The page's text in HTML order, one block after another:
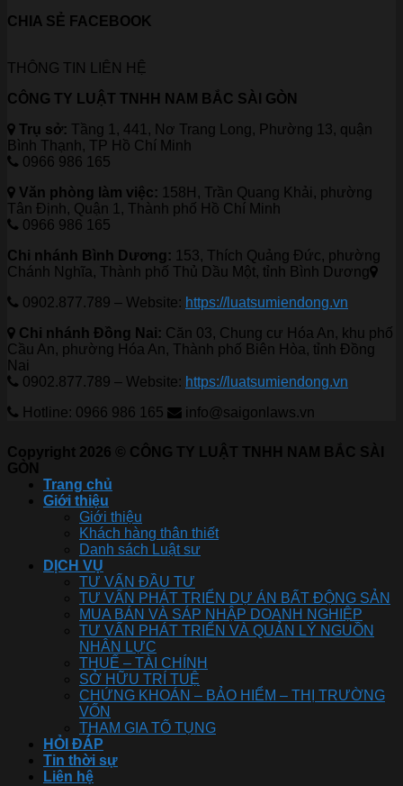
CHIA SẺ FACEBOOK
THÔNG TIN LIÊN HỆ
CÔNG TY LUẬT TNHH NAM BẮC SÀI GÒN
Trụ sở: Tầng 1, 441, Nơ Trang Long, Phường 13, quận
Bình Thạnh, TP Hồ Chí Minh
0966 986 165
Văn phòng làm việc: 158H, Trần Quang Khải, phường
Tân Định, Quận 1, Thành phố Hồ Chí Minh
0966 986 165
Chi nhánh Bình Dương: 153, Thích Quảng Đức, phường
Chánh Nghĩa, Thành phố Thủ Dầu Một, tỉnh Bình Dương
0902.877.789 – Website: https://luatsumiendong.vn
Chi nhánh Đồng Nai: Căn 03, Chung cư Hóa An, khu phố
Cầu An, phường Hóa An, Thành phố Biên Hòa, tỉnh Đồng
Nai
0902.877.789 – Website: https://luatsumiendong.vn
Hotline: 0966 986 165
info@saigonlaws.vn
Copyright 2026 © CÔNG TY LUẬT TNHH NAM BẮC SÀI
GÒN
Trang chủ
Giới thiệu
Giới thiệu
Khách hàng thân thiết
Danh sách Luật sư
DỊCH VỤ
TƯ VẤN ĐẦU TƯ
TƯ VẤN PHÁT TRIỂN DỰ ÁN BẤT ĐỘNG SẢN
MUA BÁN VÀ SÁP NHẬP DOANH NGHIỆP
TƯ VẤN PHÁT TRIỂN VÀ QUẢN LÝ NGUỒN
NHÂN LỰC
THUẾ – TÀI CHÍNH
SỞ HỮU TRÍ TUỆ
CHỨNG KHOÁN – BẢO HIỂM – THỊ TRƯỜNG
VỐN
THAM GIA TỐ TỤNG
HỎI ĐÁP
Tin thời sự
Liên hệ